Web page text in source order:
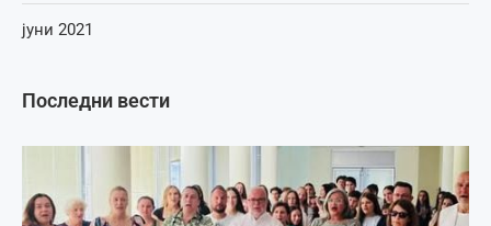
Последни вести
јуни 2021